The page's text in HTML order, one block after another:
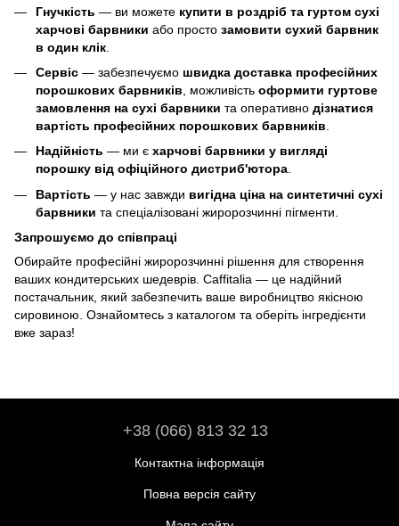
Гнучкість — ви можете купити в роздріб та гуртом сухі
харчові барвники або просто замовити сухий барвник
в один клік
Сервіс — забезпечуємо швидка доставка професійних
порошкових барвників , можливість оформити гуртове
замовлення на сухі барвники та оперативно дізнатися
вартість професійних порошкових барвників
Надійність — ми є харчові барвники у вигляді
порошку від офіційного дистриб'ютора.
Вартість — у нас завжди вигідна ціна на синтетичні сухі
барвники та спеціалізовані жиророзчинні пігменти.
Запрошуємо до співпраці
Обирайте професійні жиророзчинні рішення для створення
ваших кондитерських шедеврів. Caffitalia — це надійний
постачальник, який забезпечить ваше виробництво якісною
сировиною. Ознайомтесь з каталогом та оберіть інгредієнти
вже зараз!
+38 (066) 813 32 13
Контактна інформація
Повна версія сайту